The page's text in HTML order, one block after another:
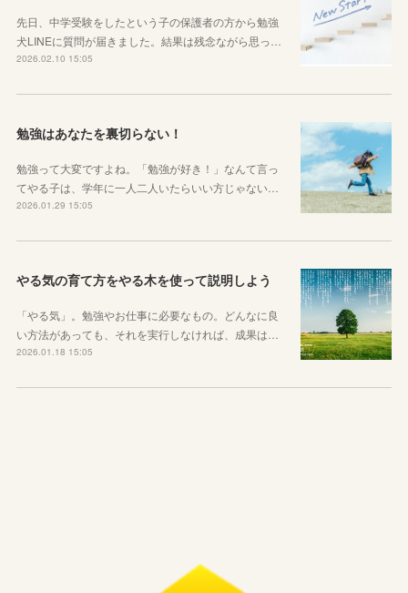
先日、中学受験をしたという子の保護者の方から勉強
犬LINEに質問が届きました。結果は残念ながら思っ…
2026.02.10 15:05
勉強はあなたを裏切らない！
勉強って大変ですよね。「勉強が好き！」なんて言っ
てやる子は、学年に一人二人いたらいい方じゃない…
2026.01.29 15:05
やる気の育て方をやる木を使って説明しよう
「やる気」。勉強やお仕事に必要なもの。どんなに良
い方法があっても、それを実行しなければ、成果は…
2026.01.18 15:05